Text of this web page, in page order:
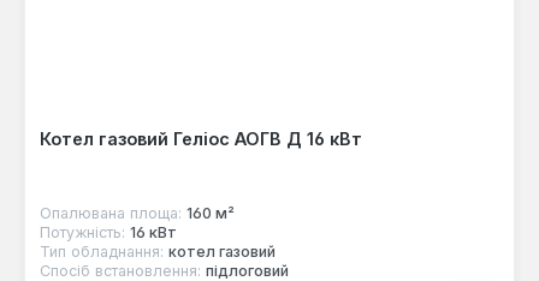
Котел газовий Геліос АОГВ Д 16 кВт
Опалювана площа: 160 м²
Потужність: 16 кВт
Тип обладнання: котел газовий
Спосіб встановлення: підлоговий